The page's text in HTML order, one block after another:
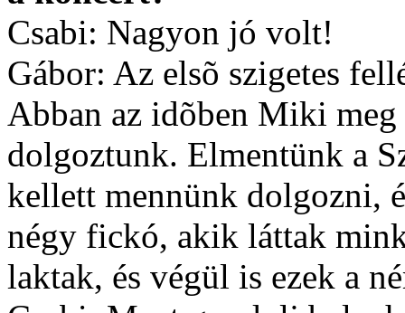
Csabi: Nagyon jó volt!
Gábor: Az elsõ szigetes
Abban az idõben Miki meg
dolgoztunk. Elmentünk a
kellett mennünk dolgozni,
négy fickó, akik láttak
laktak, és végül is ezek a